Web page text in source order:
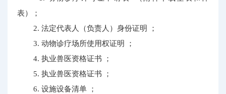
表）；
2. 法定代表人（负责人）身份证明 ；
3. 动物诊疗场所使用权证明 ；
4. 执业兽医资格证书 ；
5. 执业兽医资格证书 ；
6. 设施设备清单 ；